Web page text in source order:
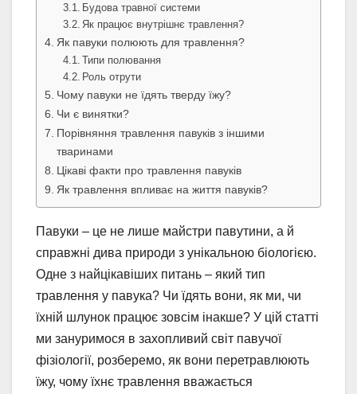
Будова травної системи
Як працює внутрішнє травлення?
Як павуки полюють для травлення?
Типи полювання
Роль отрути
Чому павуки не їдять тверду їжу?
Чи є винятки?
Порівняння травлення павуків з іншими
тваринами
Цікаві факти про травлення павуків
Як травлення впливає на життя павуків?
Павуки – це не лише майстри павутини, а й
справжні дива природи з унікальною біологією.
Одне з найцікавіших питань – який тип
травлення у павука? Чи їдять вони, як ми, чи
їхній шлунок працює зовсім інакше? У цій статті
ми зануримося в захопливий світ павучої
фізіології, розберемо, як вони перетравлюють
їжу, чому їхнє травлення вважається